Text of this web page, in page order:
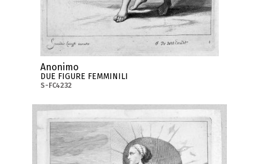
Anonimo
DUE FIGURE FEMMINILI
S-FC4232